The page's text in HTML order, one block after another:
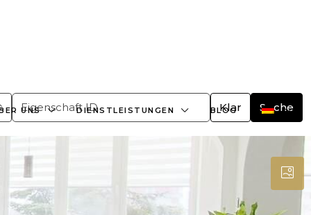
UNS DIENSTLEISTUNGEN BLOG
Klar Suche